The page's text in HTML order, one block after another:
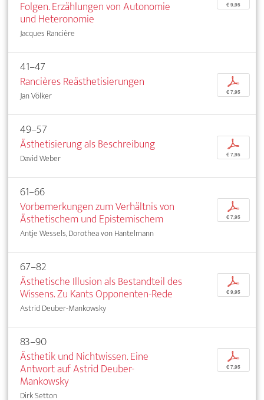
Folgen. Erzählungen von Autonomie
und Heteronomie
Jacques Rancière
€ 9,95
41–47
Rancières Reästhetisierungen
Jan Völker
p
€ 7,95
49–57
Ästhetisierung als Beschreibung
David Weber
p
€ 7,95
61–66
Vorbemerkungen zum Verhältnis von
Ästhetischem und Epistemischem
Antje Wessels, Dorothea von Hantelmann
p
€ 7,95
67–82
Ästhetische Illusion als Bestandteil des
Wissens. Zu Kants Opponenten-Rede
Astrid Deuber-Mankowsky
p
€ 9,95
83–90
Ästhetik und Nichtwissen. Eine
Antwort auf Astrid Deuber-
Mankowsky
Dirk Setton
p
€ 7,95